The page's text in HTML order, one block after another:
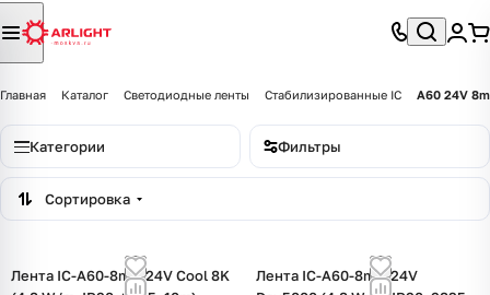
Главная Каталог Светодиодные ленты Стабилизированные IC A60 24V
Категории Фильтры
Сортировка
Лента IC-A60-8mm 24V Cool 8K
Лента IC-A60-8mm 24V